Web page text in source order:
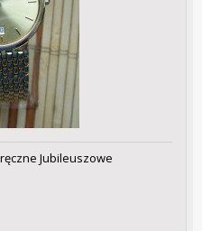
Jubileuszowe